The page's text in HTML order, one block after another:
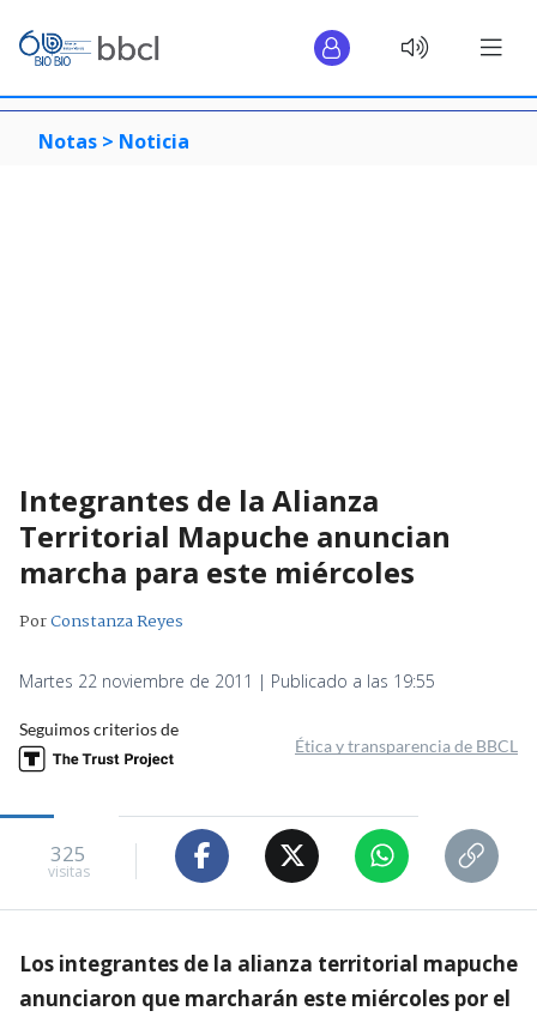
Notas > Noticia
Integrantes de la Alianza
Territorial Mapuche anuncian
marcha para este miércoles
PorConstanza Reyes
Martes 22 noviembre de 2011 | Publicado a las 19:55
Seguimos criterios de
Ética y transparencia de BBCL
325
visitas
Los integrantes de la alianza territorial mapuche
anunciaron que marcharán este miércoles por el